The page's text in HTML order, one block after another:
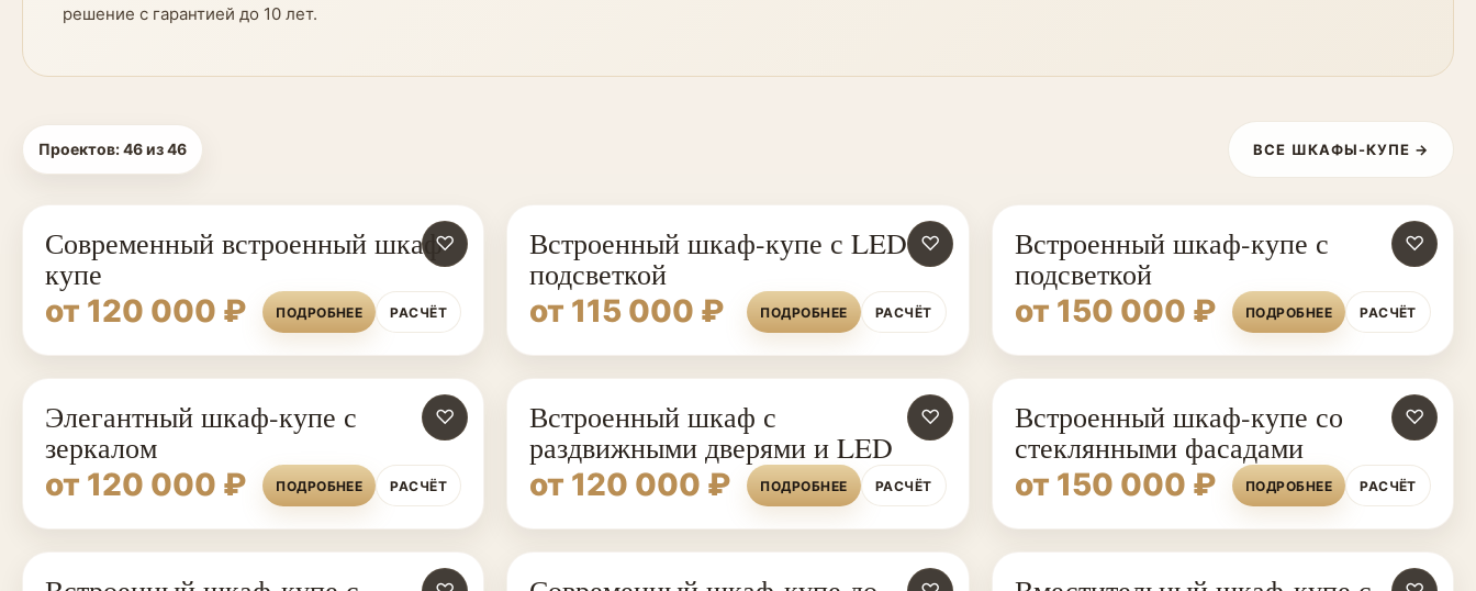
решение с гарантией до 10 лет.
Проектов:46из46 ВСЕ ШКАФЫ-КУПЕ →
♡
Современный встроенный шкаф-
купе
от 120 000 ₽
ПОДРОБНЕЕ РАСЧЁТ
♡
Встроенный шкаф-купе с LED
подсветкой
от 115 000 ₽
ПОДРОБНЕЕ РАСЧЁТ
♡
Встроенный шкаф-купе с
подсветкой
от 150 000 ₽
ПОДРОБНЕЕ РАСЧЁТ
♡
Элегантный шкаф-купе с
зеркалом
от 120 000 ₽
ПОДРОБНЕЕ РАСЧЁТ
♡
Встроенный шкаф с
раздвижными дверями и LED
от 120 000 ₽
ПОДРОБНЕЕ РАСЧЁТ
♡
Встроенный шкаф-купе со
стеклянными фасадами
от 150 000 ₽
ПОДРОБНЕЕ РАСЧЁТ